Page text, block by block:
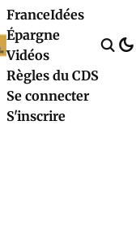
FranceIdées
Épargne
Vidéos
Règles du CDS
Se connecter
S'inscrire